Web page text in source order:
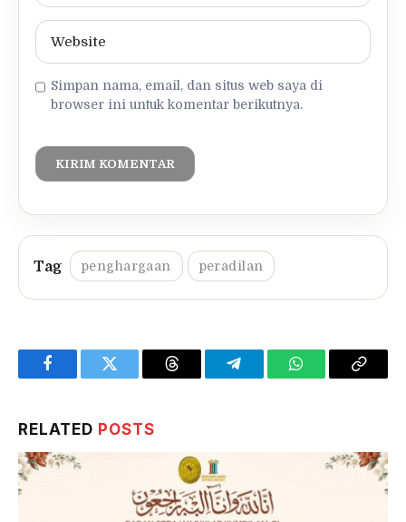
Simpan nama, email, dan situs web saya di
browser ini untuk komentar berikutnya.
penghargaan peradilan
FacebookTwitter Threads TelegramWhatsAppCopy
RELATED POSTS